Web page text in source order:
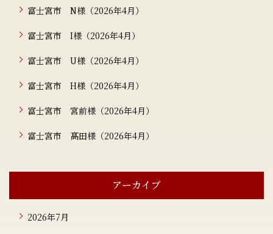
富士宮市 N様（2026年4月）
富士宮市 I様（2026年4月）
富士宮市 U様（2026年4月）
富士宮市 H様（2026年4月）
富士宮市 宮前様（2026年4月）
富士宮市 髙田様（2026年4月）
アーカイブ
2026年7月